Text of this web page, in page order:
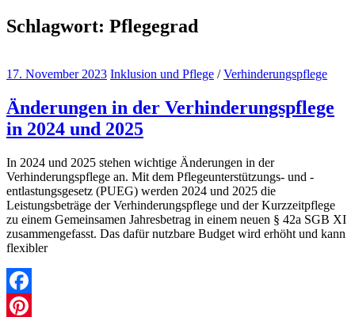
Schlagwort: Pflegegrad
17. November 2023 Inklusion und Pflege /Verhinderungspflege
Änderungen in der Verhinderungspflege
in 2024 und 2025
In 2024 und 2025 stehen wichtige Änderungen in der
Verhinderungspflege an. Mit dem Pflegeunterstützungs- und -
entlastungsgesetz (PUEG) werden 2024 und 2025 die
Leistungsbeträge der Verhinderungspflege und der Kurzzeitpflege
zu einem Gemeinsamen Jahresbetrag in einem neuen § 42a SGB XI
zusammengefasst. Das dafür nutzbare Budget wird erhöht und kann
flexibler
Facebook